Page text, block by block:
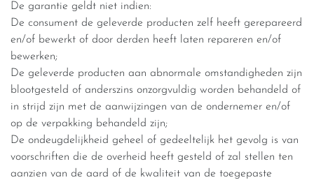
De garantie geldt niet indien:
De consument de geleverde producten zelf heeft gerepareerd
en/of bewerkt of door derden heeft laten repareren en/of
bewerken;
De geleverde producten aan abnormale omstandigheden zijn
blootgesteld of anderszins onzorgvuldig worden behandeld of
in strijd zijn met de aanwijzingen van de ondernemer en/of
op de verpakking behandeld zijn;
De ondeugdelijkheid geheel of gedeeltelijk het gevolg is van
voorschriften die de overheid heeft gesteld of zal stellen ten
aanzien van de aard of de kwaliteit van de toegepaste